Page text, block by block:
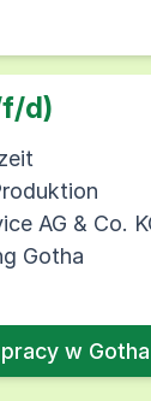
d)
AG & Co.
Gotha
w